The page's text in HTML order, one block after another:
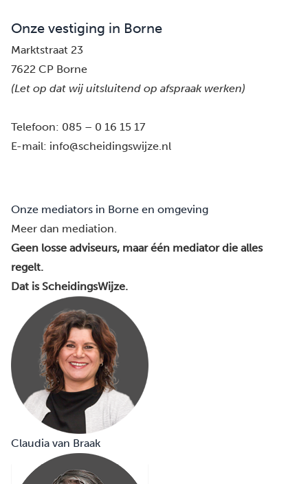
Onze vestiging in Borne
Marktstraat 23
7622 CP Borne
(Let op dat wij uitsluitend op afspraak werken)
Telefoon: 085 – 0 16 15 17
E-mail: info@scheidingswijze.nl
Onze mediators in Borne en omgeving
Meer dan mediation.
Geen losse adviseurs, maar één mediator die alles
regelt.
Dat is ScheidingsWijze.
Claudia van Braak